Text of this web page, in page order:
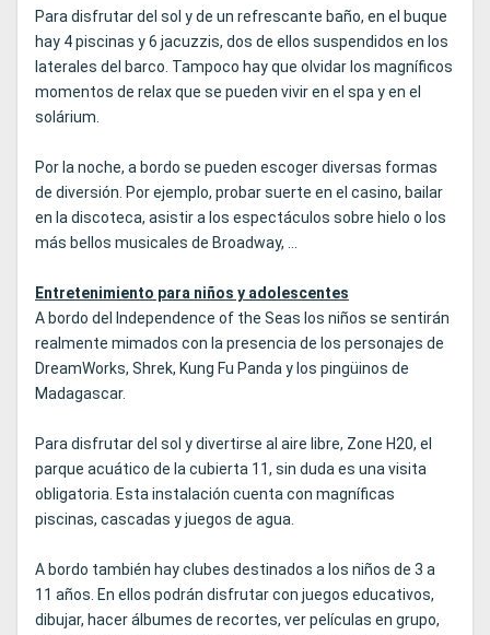
Para disfrutar del sol y de un refrescante baño, en el buque
hay 4 piscinas y 6 jacuzzis, dos de ellos suspendidos en los
laterales del barco. Tampoco hay que olvidar los magníficos
momentos de relax que se pueden vivir en el spa y en el
solárium.
Por la noche, a bordo se pueden escoger diversas formas
de diversión. Por ejemplo, probar suerte en el casino, bailar
en la discoteca, asistir a los espectáculos sobre hielo o los
más bellos musicales de Broadway, ...
Entretenimiento para niños y adolescentes
A bordo del Independence of the Seas los niños se sentirán
realmente mimados con la presencia de los personajes de
DreamWorks, Shrek, Kung Fu Panda y los pingüinos de
Madagascar.
Para disfrutar del sol y divertirse al aire libre, Zone H20, el
parque acuático de la cubierta 11, sin duda es una visita
obligatoria. Esta instalación cuenta con magníficas
piscinas, cascadas y juegos de agua.
A bordo también hay clubes destinados a los niños de 3 a
11 años. En ellos podrán disfrutar con juegos educativos,
dibujar, hacer álbumes de recortes, ver películas en grupo,